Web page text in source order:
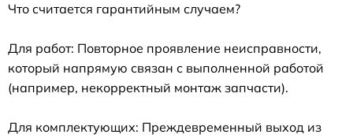
Что считается гарантийным случаем?
Для работ: Повторное проявление неисправности,
который напрямую связан с выполненной работой
(например, некорректный монтаж запчасти).
Для комплектующих: Преждевременный выход из